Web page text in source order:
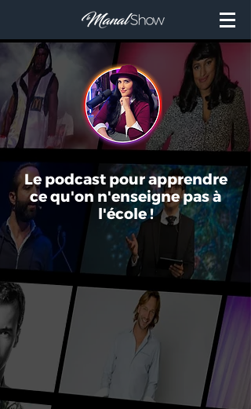
Le podcast pour apprendre
ce qu'on n'enseigne pas à
l'école !